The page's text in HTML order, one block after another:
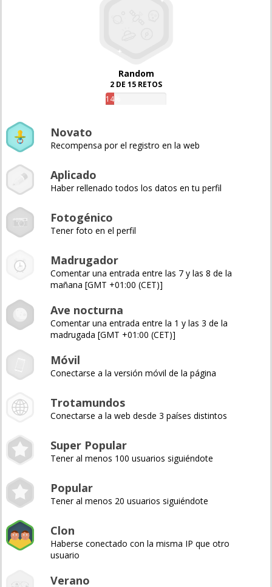
Random
2 DE 15 RETOS
14%
Novato
Recompensa por el registro en la web
Aplicado
Haber rellenado todos los datos en tu perfil
Fotogénico
Tener foto en el perfil
Madrugador
Comentar una entrada entre las 7 y las 8 de la
mañana [GMT +01:00 (CET)]
Ave nocturna
Comentar una entrada entre la 1 y las 3 de la
madrugada [GMT +01:00 (CET)]
Móvil
Conectarse a la versión móvil de la página
Trotamundos
Conectarse a la web desde 3 países distintos
Super Popular
Tener al menos 100 usuarios siguiéndote
Popular
Tener al menos 20 usuarios siguiéndote
Clon
Haberse conectado con la misma IP que otro
usuario
Verano